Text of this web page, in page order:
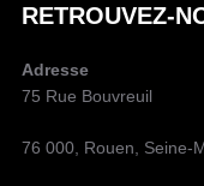
E
A
P
B
RETROUVEZ-
Adresse
75 Rue Bouvreuil
76 000, Rouen, Seine-